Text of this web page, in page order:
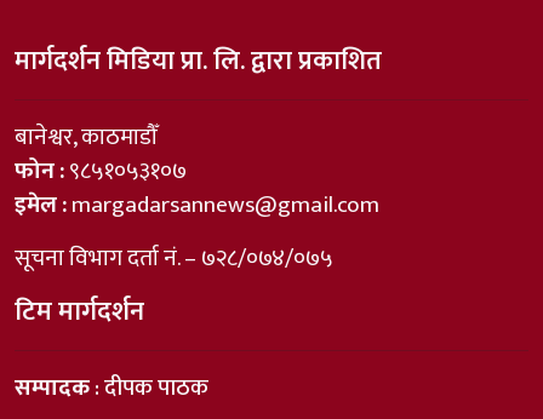
मार्गदर्शन मिडिया प्रा. लि. द्वारा प्रकाशित
बानेश्वर, काठमाडौँ
फोन :९८५१०५३१०७
इमेल :margadarsannews@gmail.com
सूचना विभाग दर्ता नं. – ७२८/०७४/०७५
टिम मार्गदर्शन
सम्पादक: दीपक पाठक